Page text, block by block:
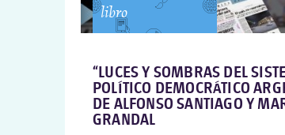
libro
“LUCES Y SOMBRAS DEL
POLÍTICO DEMOCRÁTICO
DE ALFONSO SANTIAGO Y
GRANDAL